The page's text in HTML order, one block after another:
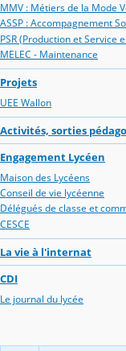
MMV : Métiers de la Mode
ASSP : Accompagnement
PSR (Production et Service
MELEC - Maintenance
Projets
UEE Wallon
Activités, sorties
Engagement Lycéen
Maison des Lycéens
Conseil de vie lycéenne
Délégués de classe et
CESCE
La vie à l'internat
CDI
Le journal du lycée